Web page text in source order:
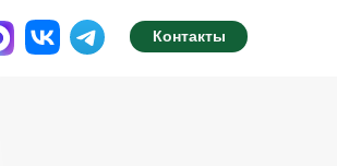
Контакты